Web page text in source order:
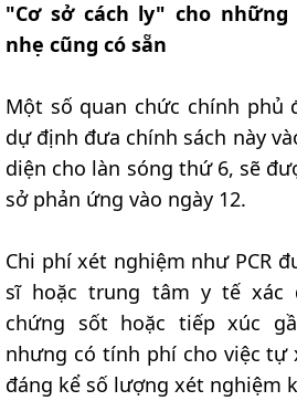
"Cơ sở cách ly" cho
nhẹ cũng có sẵn
Một số quan chức chính phủ
dự định đưa chính sách này
diện cho làn sóng thứ 6, sẽ
sở phản ứng vào ngày 12.
Chi phí xét nghiệm như PCR
sĩ hoặc trung tâm y tế xác
chứng sốt hoặc tiếp xúc
nhưng có tính phí cho việc tự
đáng kể số lượng xét nghiệm